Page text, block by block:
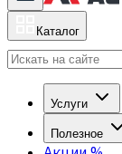
Каталог
Услуги
Полезное